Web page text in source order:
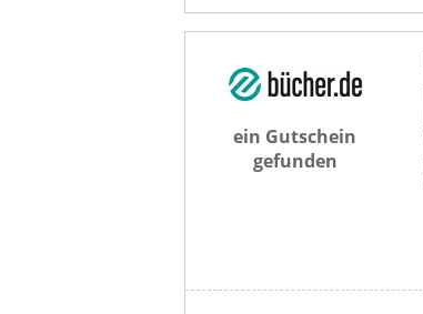
ein Gutschein
gefunden